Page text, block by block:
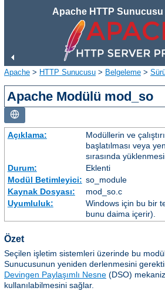
Apache HTTP Sunucusu
Apache > HTTP Sunucusu > Belgeleme >
Apache Modülü mod_so
Açıklama:
Modüllerin ve
başlatılması veya
sırasında
Durum:
Eklenti
Modül Betimleyici: so_module
Kaynak Dosyası:
mod_so.c
Uyumluluk:
Windows için bu bir
bunu daima içerir).
Özet
Seçilen işletim sistemleri üzerinde bu
Sunucusunun yeniden derlenmesini
Devingen Paylaşımlı Nesne (DSO)
kullanılabilmesini sağlar.